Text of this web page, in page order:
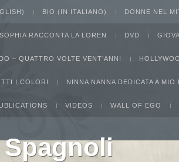
BIO (IN ITALIANO) DONNE NEL
RACCONTA LA LOREN DVD
– QUATTRO VOLTE VENT’ANNI
I COLORI NINNA NANNA DEDICATA A MIO
VIDEOS WALL OF EGO